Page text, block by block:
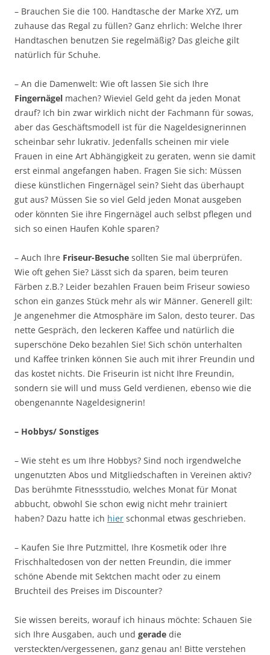
– Brauchen Sie die 100. Handtasche der Marke XYZ, um
zuhause das Regal zu füllen? Ganz ehrlich: Welche Ihrer
Handtaschen benutzen Sie regelmäßig? Das gleiche gilt
natürlich für Schuhe.
– An die Damenwelt: Wie oft lassen Sie sich Ihre
Fingernägel machen? Wieviel Geld geht da jeden Monat
drauf? Ich bin zwar wirklich nicht der Fachmann für sowas,
aber das Geschäftsmodell ist für die Nageldesignerinnen
scheinbar sehr lukrativ. Jedenfalls scheinen mir viele
Frauen in eine Art Abhängigkeit zu geraten, wenn sie damit
erst einmal angefangen haben. Fragen Sie sich: Müssen
diese künstlichen Fingernägel sein? Sieht das überhaupt
gut aus? Müssen Sie so viel Geld jeden Monat ausgeben
oder könnten Sie ihre Fingernägel auch selbst pflegen und
sich so einen Haufen Kohle sparen?
– Auch Ihre Friseur-Besuche sollten Sie mal überprüfen.
Wie oft gehen Sie? Lässt sich da sparen, beim teuren
Färben z.B.? Leider bezahlen Frauen beim Friseur sowieso
schon ein ganzes Stück mehr als wir Männer. Generell gilt:
Je angenehmer die Atmosphäre im Salon, desto teurer. Das
nette Gespräch, den leckeren Kaffee und natürlich die
superschöne Deko bezahlen Sie! Sich schön unterhalten
und Kaffee trinken können Sie auch mit ihrer Freundin und
das kostet nichts. Die Friseurin ist nicht Ihre Freundin,
sondern sie will und muss Geld verdienen, ebenso wie die
obengenannte Nageldesignerin!
– Hobbys/ Sonstiges
– Wie steht es um Ihre Hobbys? Sind noch irgendwelche
ungenutzten Abos und Mitgliedschaften in Vereinen aktiv?
Das berühmte Fitnessstudio, welches Monat für Monat
abbucht, obwohl Sie schon ewig nicht mehr trainiert
haben? Dazu hatte ich hier schonmal etwas geschrieben.
– Kaufen Sie Ihre Putzmittel, Ihre Kosmetik oder Ihre
Frischhaltedosen von der netten Freundin, die immer
schöne Abende mit Sektchen macht oder zu einem
Bruchteil des Preises im Discounter?
Sie wissen bereits, worauf ich hinaus möchte: Schauen Sie
sich Ihre Ausgaben, auch und gerade die
versteckten/vergessenen, ganz genau an! Bitte verstehen